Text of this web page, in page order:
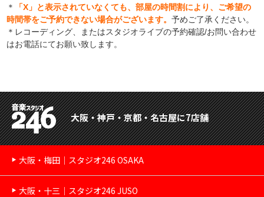
＊
「X」と表示されていなくても、部屋の時間割により、ご希望の
時間帯をご予約できない場合がございます。予めご了承ください。
＊レコーディング、またはスタジオライブの予約確認/お問い合わせ
はお電話にてお願い致します。
大阪・神戸・京都・名古屋に7店舗
大阪・梅田｜スタジオ246 OSAKA
大阪・十三｜スタジオ246 JUSO